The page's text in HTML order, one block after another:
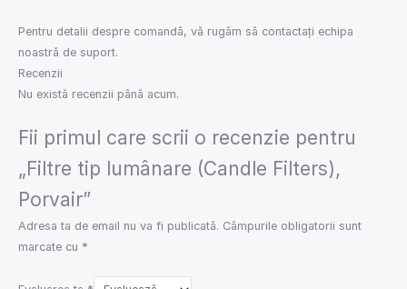
Pentru detalii despre comandă, vă rugăm să contactați echipa
noastră de suport.
Recenzii
Nu există recenzii până acum.
Fii primul care scrii o recenzie pentru
„Filtre tip lumânare (Candle Filters),
Porvair”
Adresa ta de email nu va fi publicată. Câmpurile obligatorii sunt
marcate cu *